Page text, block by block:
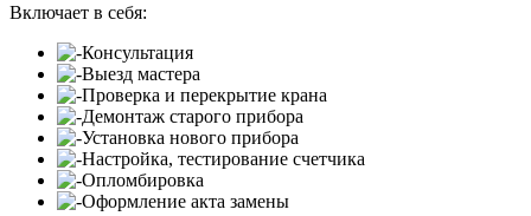
Включает в себя:
Консультация
Выезд мастера
Проверка и перекрытие крана
Демонтаж старого прибора
Установка нового прибора
Настройка, тестирование счетчика
Опломбировка
Оформление акта замены